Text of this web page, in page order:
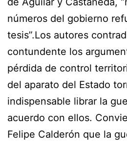
números del gobierno
tesis”.Los autores
contundente los
pérdida de control
del aparato del Estado
indispensable librar la
acuerdo con ellos.
Felipe Calderón que la